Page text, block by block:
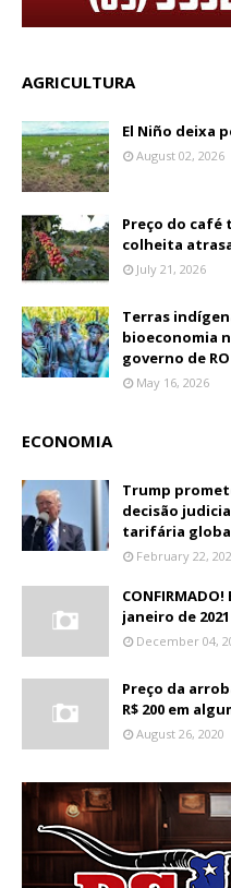
AGRICULTURA
El Niño deixa
August 02, 2026
Preço do
colheita
July 21, 2026
Terras
bioeconomia
governo de RO
May 16, 2026
ECONOMIA
Trump
decisão
tarifária
February 22,
janeiro de 2021
December 04,
Preço da
R$ 200 em
August 26, 2020